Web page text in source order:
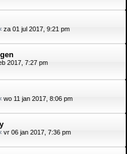
za 01 jul 2017, 9:21 pm
2017, 7:27 pm
wo 11 jan 2017, 8:06 pm
vr 06 jan 2017, 7:36 pm